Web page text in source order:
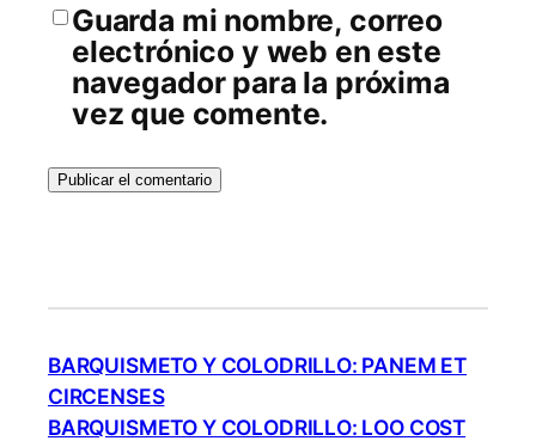
Guarda mi nombre, correo
electrónico y web en este
navegador para la próxima
vez que comente.
BARQUISMETO Y COLODRILLO: PANEM ET
CIRCENSES
BARQUISMETO Y COLODRILLO: LOO COST